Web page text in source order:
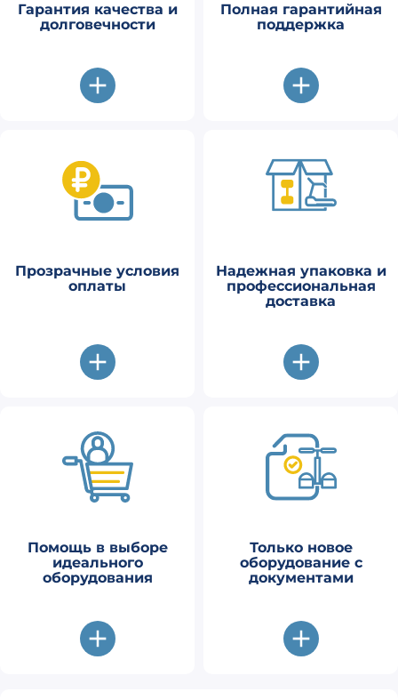
Гарантия качества и
долговечности
Полная гарантийная
поддержка
Прозрачные условия
оплаты
Надежная упаковка и
профессиональная
доставка
Помощь в выборе
идеального
оборудования
Только новое
оборудование с
документами